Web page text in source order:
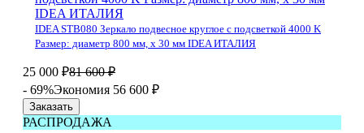
IDEA STB080 Зеркало подвесное круглое с подсветкой 4000 K
Размер: диаметр 800 мм, х 30 мм IDEA ИТАЛИЯ
25 000 ₽81 600 ₽
- 69%Экономия 56 600 ₽
Заказать
РАСПРОДАЖА